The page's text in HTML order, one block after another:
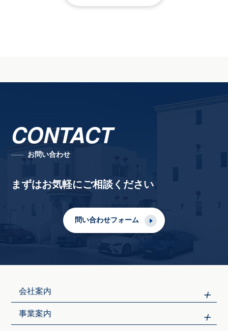
CONTACT
お問い合わせ
まずはお気軽にご相談ください
問い合わせフォーム
会社案内
事業案内